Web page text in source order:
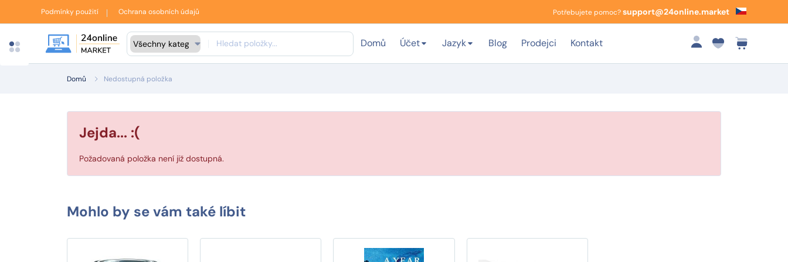
Podmínky použití Ochrana osobních údajů Potřebujete pomoc?support@24online.market
Domů Účet Jazyk Blog Prodejci Kontakt
Domů Nedostupná položka
Jejda... :(
Požadovaná položka není již dostupná.
Mohlo by se vám také líbit